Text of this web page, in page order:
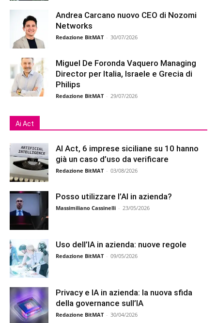
Andrea Carcano nuovo CEO di Nozomi
Networks
Redazione BitMAT - 30/07/2026
Miguel De Foronda Vaquero Managing
Director per Italia, Israele e Grecia di
Philips
Redazione BitMAT - 29/07/2026
Ai Act
AI Act, 6 imprese siciliane su 10 hanno
già un caso d’uso da verificare
Redazione BitMAT - 03/08/2026
Posso utilizzare l’AI in azienda?
Massimiliano Cassinelli - 23/05/2026
Uso dell’IA in azienda: nuove regole
Redazione BitMAT - 09/05/2026
Privacy e IA in azienda: la nuova sfida
della governance sull’IA
Redazione BitMAT - 30/04/2026